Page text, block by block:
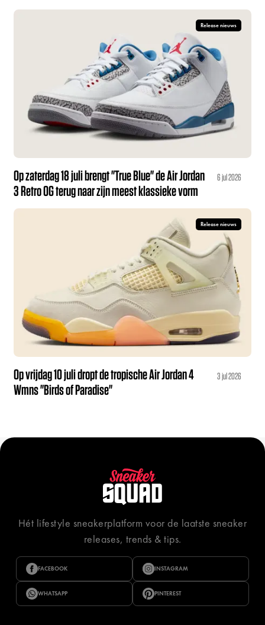
Release nieuws
Op zaterdag 18 juli brengt "True Blue" de Air Jordan
3 Retro OG terug naar zijn meest klassieke vorm
6 jul 2026
Release nieuws
Op vrijdag 10 juli dropt de tropische Air Jordan 4
Wmns "Birds of Paradise"
3 jul 2026
Hét lifestyle sneakerplatform voor de laatste sneaker
releases, trends & tips.
FACEBOOK INSTAGRAM
WHATSAPP PINTEREST